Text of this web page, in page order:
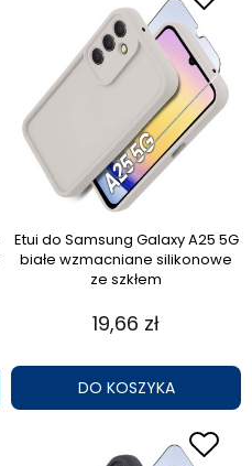
Etui do Samsung Galaxy A25 5G
białe wzmacniane silikonowe
ze szkłem
19,66 zł
DO KOSZYKA